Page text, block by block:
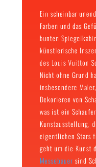
Ein scheinbar
Farben und das
bunten
künstlerische
des Louis Vuitton
Nicht ohne Grund
insbesondere
Dekorieren von
was ist ein
Kunstausstellung,
eigentlichen Stars
geht um die Kunst
Messebauer sind